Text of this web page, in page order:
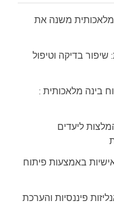
מלאכותית משנה את
בדיקה וטיפול
בינה מלאכותית :
ליעדים
באמצעות פיתוח
פיננסיות והערכת